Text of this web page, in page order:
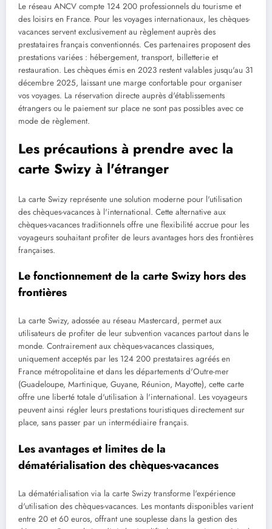
Le réseau ANCV compte 124 200 professionnels du tourisme et
des loisirs en France. Pour les voyages internationaux, les chèques-
vacances servent exclusivement au règlement auprès des
prestataires français conventionnés. Ces partenaires proposent des
prestations variées : hébergement, transport, billetterie et
restauration. Les chèques émis en 2023 restent valables jusqu'au 31
décembre 2025, laissant une marge confortable pour organiser
vos voyages. La réservation directe auprès d'établissements
étrangers ou le paiement sur place ne sont pas possibles avec ce
mode de règlement.
Les précautions à prendre avec la
carte Swizy à l'étranger
La carte Swizy représente une solution moderne pour l'utilisation
des chèques-vacances à l'international. Cette alternative aux
chèques-vacances traditionnels offre une flexibilité accrue pour les
voyageurs souhaitant profiter de leurs avantages hors des frontières
françaises.
Le fonctionnement de la carte Swizy hors des
frontières
La carte Swizy, adossée au réseau Mastercard, permet aux
utilisateurs de profiter de leur subvention vacances partout dans le
monde. Contrairement aux chèques-vacances classiques,
uniquement acceptés par les 124 200 prestataires agréés en
France métropolitaine et dans les départements d'Outre-mer
(Guadeloupe, Martinique, Guyane, Réunion, Mayotte), cette carte
offre une liberté totale d'utilisation à l'international. Les voyageurs
peuvent ainsi régler leurs prestations touristiques directement sur
place, sans passer par un intermédiaire français.
Les avantages et limites de la
dématérialisation des chèques-vacances
La dématérialisation via la carte Swizy transforme l'expérience
d'utilisation des chèques-vacances. Les montants disponibles varient
entre 20 et 60 euros, offrant une souplesse dans la gestion des